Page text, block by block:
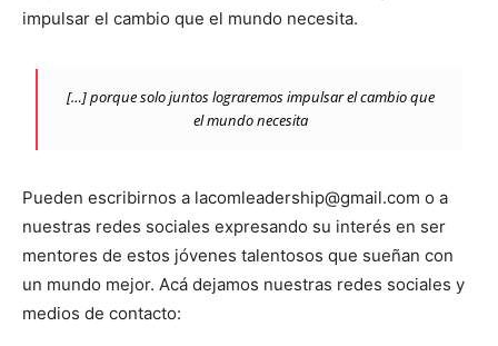
impulsar el cambio que el mundo necesita.
[…] porque solo juntos lograremos impulsar el cambio que
el mundo necesita
Pueden escribirnos a lacomleadership@gmail.com o a
nuestras redes sociales expresando su interés en ser
mentores de estos jóvenes talentosos que sueñan con
un mundo mejor. Acá dejamos nuestras redes sociales y
medios de contacto: